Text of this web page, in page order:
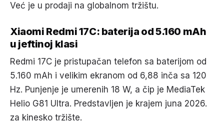
Već je u prodaji na globalnom tržištu.
Xiaomi Redmi 17C: baterija od 5.160 mAh
u jeftinoj klasi
Redmi 17C je pristupačan telefon sa baterijom od
5.160 mAh i velikim ekranom od 6,88 inča sa 120
Hz. Punjenje je umerenih 18 W, a čip je MediaTek
Helio G81 Ultra. Predstavljen je krajem juna 2026.
za kinesko tržište.